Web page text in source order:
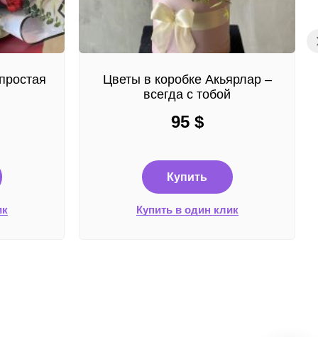
Цветы в коробке Акьярлар –
всегда с тобой
95 $
Купить
Купить в один клик